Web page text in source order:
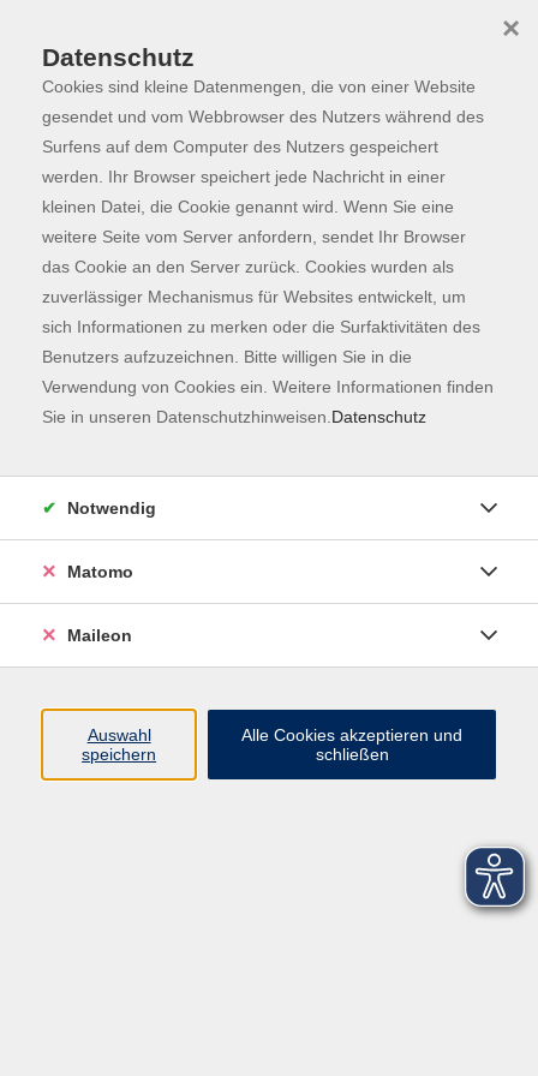
Skip to main content
Programm
Der Kurs konnte nicht gefunden werden.
Kontaktformular
Impressum
AGB
Datenschutzerklärung
Datenschutz
Cookies sind kleine Datenmengen, die von einer Website
gesendet und vom Webbrowser des Nutzers während des
Surfens auf dem Computer des Nutzers gespeichert
werden. Ihr Browser speichert jede Nachricht in einer
kleinen Datei, die Cookie genannt wird. Wenn Sie eine
weitere Seite vom Server anfordern, sendet Ihr Browser
das Cookie an den Server zurück. Cookies wurden als
zuverlässiger Mechanismus für Websites entwickelt, um
sich Informationen zu merken oder die Surfaktivitäten des
Benutzers aufzuzeichnen. Bitte willigen Sie in die
Verwendung von Cookies ein. Weitere Informationen finden
Sie in unseren Datenschutzhinweisen. Datenschutz
×
Notwendig
Matomo
Maileon
Auswahl
speichern
Alle Cookies akzeptieren und
schließen